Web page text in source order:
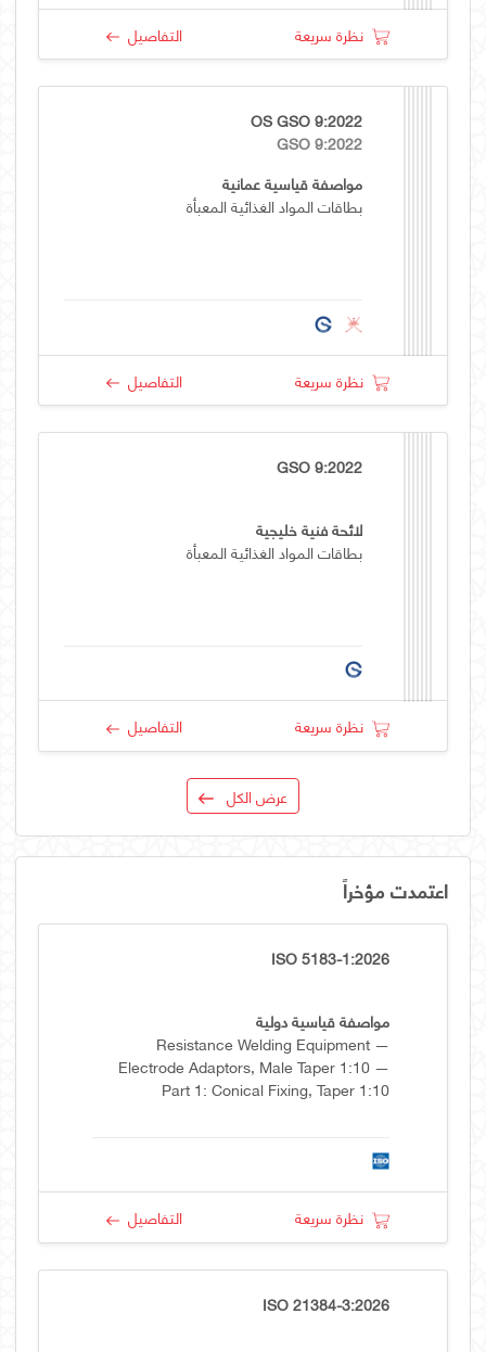
نظرة سريعة التفاصيل
OS GSO 9:2022
GSO 9:2022
مواصفة قياسية عمانية
بطاقات المواد الغذائية المعبأة
نظرة سريعة التفاصيل
GSO 9:2022
لائحة فنية خليجية
بطاقات المواد الغذائية المعبأة
نظرة سريعة التفاصيل
عرض الكل
اعتمدت مؤخراً
ISO 5183-1:2026
مواصفة قياسية دولية
Resistance Welding Equipment —
Electrode Adaptors, Male Taper 1:10 —
Part 1: Conical Fixing, Taper 1:10
نظرة سريعة التفاصيل
ISO 21384-3:2026